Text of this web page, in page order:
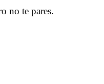
no te pares.